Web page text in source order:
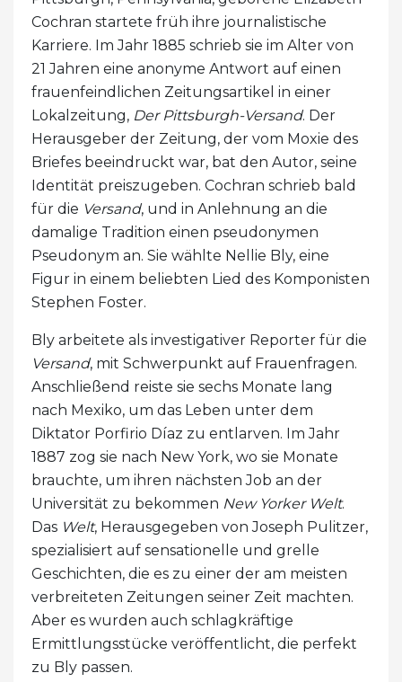
Cochran startete früh ihre journalistische
Karriere. Im Jahr 1885 schrieb sie im Alter von
21 Jahren eine anonyme Antwort auf einen
frauenfeindlichen Zeitungsartikel in einer
Lokalzeitung, Der Pittsburgh-Versand. Der
Herausgeber der Zeitung, der vom Moxie des
Briefes beeindruckt war, bat den Autor, seine
Identität preiszugeben. Cochran schrieb bald
für die Versand, und in Anlehnung an die
damalige Tradition einen pseudonymen
Pseudonym an. Sie wählte Nellie Bly, eine
Figur in einem beliebten Lied des Komponisten
Stephen Foster.
Bly arbeitete als investigativer Reporter für die
Versand, mit Schwerpunkt auf Frauenfragen.
Anschließend reiste sie sechs Monate lang
nach Mexiko, um das Leben unter dem
Diktator Porfirio Díaz zu entlarven. Im Jahr
1887 zog sie nach New York, wo sie Monate
brauchte, um ihren nächsten Job an der
Universität zu bekommen New Yorker Welt.
Das Welt, Herausgegeben von Joseph Pulitzer,
spezialisiert auf sensationelle und grelle
Geschichten, die es zu einer der am meisten
verbreiteten Zeitungen seiner Zeit machten.
Aber es wurden auch schlagkräftige
Ermittlungsstücke veröffentlicht, die perfekt
zu Bly passen.